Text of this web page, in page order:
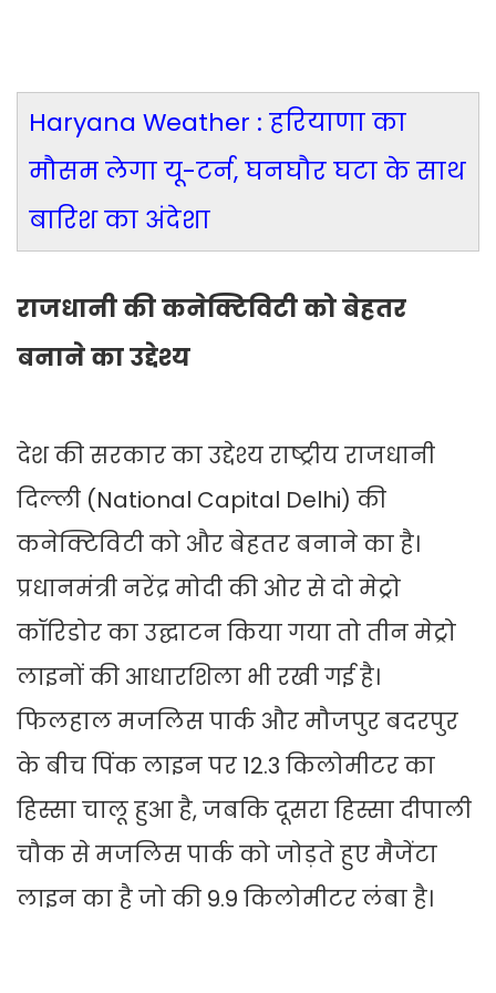
Haryana Weather : हरियाणा का
मौसम लेगा यू-टर्न, घनघौर घटा के साथ
बारिश का अंदेशा
राजधानी की कनेक्टिविटी को बेहतर
बनाने का उद्देश्य
देश की सरकार का उद्देश्य राष्ट्रीय राजधानी
दिल्ली (National Capital Delhi) की
कनेक्टिविटी को और बेहतर बनाने का है।
प्रधानमंत्री नरेंद्र मोदी की ओर से दो मेट्रो
कॉरिडोर का उद्घाटन किया गया तो तीन मेट्रो
लाइनों की आधारशिला भी रखी गई है।
फिलहाल मजलिस पार्क और मौजपुर बदरपुर
के बीच पिंक लाइन पर 12.3 किलोमीटर का
हिस्सा चालू हुआ है, जबकि दूसरा हिस्सा दीपाली
चौक से मजलिस पार्क को जोड़ते हुए मैजेंटा
लाइन का है जो की 9.9 किलोमीटर लंबा है।